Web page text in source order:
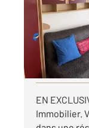
par mois
Visiter le site
EN
Immobilier.